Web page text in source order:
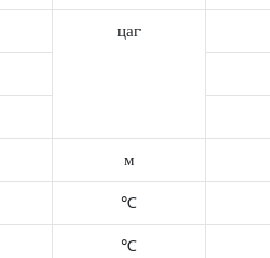
цаг
м
℃
℃